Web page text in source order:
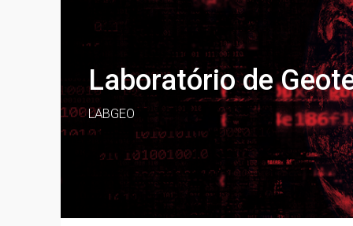
Laboratório de
LABGEO